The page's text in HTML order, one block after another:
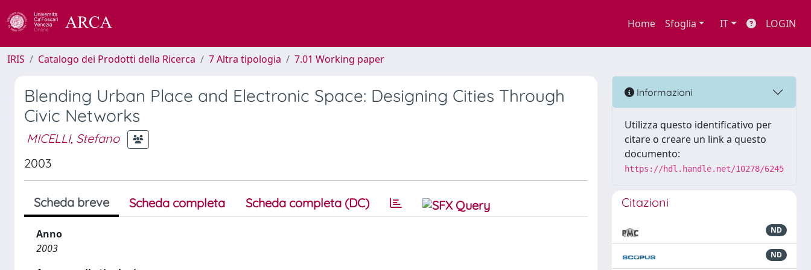
Home Sfoglia IT LOGIN
IRIS Catalogo dei Prodotti della Ricerca 7 Altra tipologia 7.01 Working paper
Blending Urban Place and Electronic Space: Designing Cities Through
Civic Networks
MICELLI, Stefano
2003
Scheda breve Scheda completa Scheda completa (DC)
Anno
2003
Informazioni
Utilizza questo identificativo per
citare o creare un link a questo
documento:
https://hdl.handle.net/10278/6245
Citazioni
ND
ND